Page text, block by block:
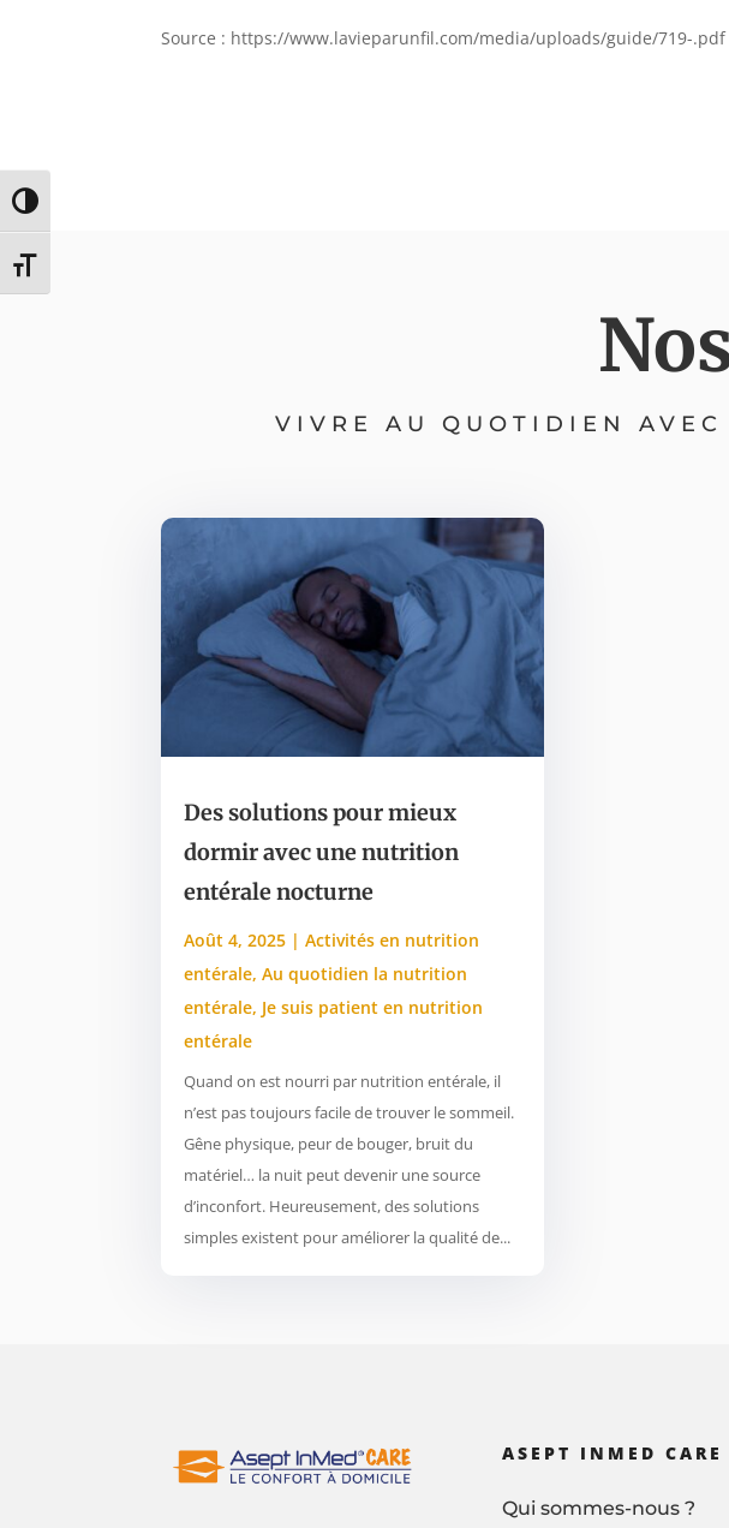
Passer en contraste élevé
Changer la taille de la police
Source : https://www.lavieparunfil.com/media/uploads/guide/719-.pdf
VIVRE AU QUOTIDIEN
Des solutions pour mieux
dormir avec une nutrition
entérale nocturne
Août 4, 2025 |Activités en nutrition
entérale,Au quotidien la nutrition
entérale, Je suis patient en nutrition
entérale
Quand on est nourri par nutrition entérale, il
n’est pas toujours facile de trouver le sommeil.
Gêne physique, peur de bouger, bruit du
matériel… la nuit peut devenir une source
d’inconfort. Heureusement, des solutions
simples existent pour améliorer la qualité de...
ASEPT INMED CARE
Qui sommes-nous ?